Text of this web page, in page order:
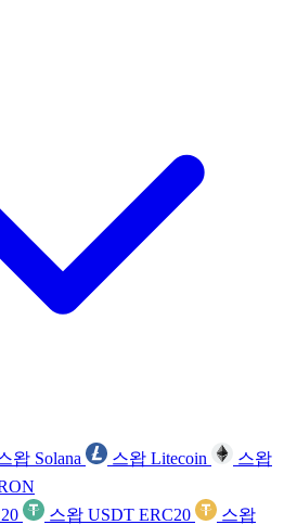
왑 Solana 스왑 Litecoin
스왑
스왑 USDT ERC20
스왑